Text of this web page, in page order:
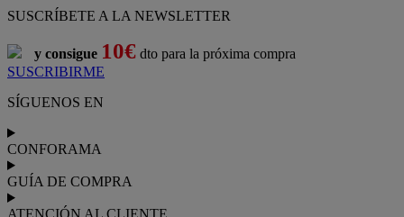
SUSCRÍBETE A LA NEWSLETTER
y consigue 10€ dto para la próxima compra
SUSCRIBIRME
SÍGUENOS EN
CONFORAMA
GUÍA DE COMPRA
ATENCIÓN AL CLIENTE